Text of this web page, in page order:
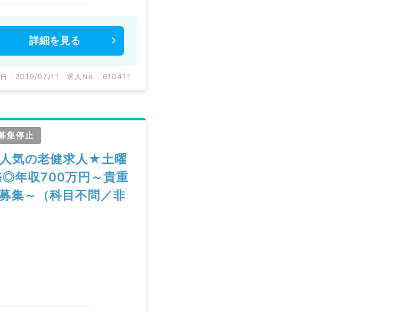
詳細を 見る
: 2019/07/11 求人No. : 610411
集停止
気の老健求人★土曜
◎年収700万円～貴重
集～（科目不問／非